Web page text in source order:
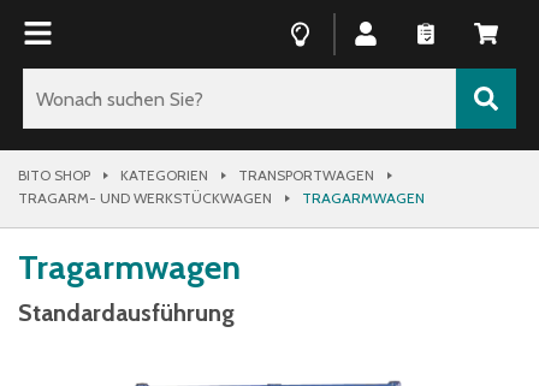
BITO SHOP KATEGORIEN
TRANSPORTWAGEN
TRAGARM- UND WERKSTÜCKWAGEN
TRAGARMWAGEN
Tragarmwagen
Standardausführung